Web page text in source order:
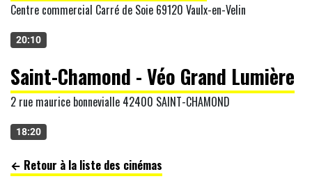
Centre commercial Carré de Soie 69120 Vaulx-en-Velin
20:10
Saint-Chamond - Véo Grand Lumière
2 rue maurice bonnevialle 42400 SAINT-CHAMOND
18:20
← Retour à la liste des cinémas